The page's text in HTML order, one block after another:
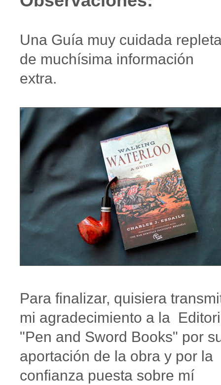
Una Guía muy cuidada
de muchísima información
extra.
Para finalizar, quisiera
mi agradecimiento a la
"Pen and Sword Books" por
aportación de la obra y por la
confianza puesta sobre mí